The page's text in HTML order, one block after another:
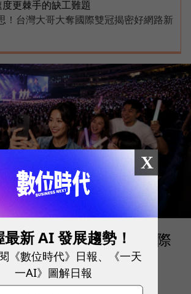
更棘手的缺工難題
！台灣大哥大奪國際雙冠揭密好網路新
思」！Opensignal 國際
麼才是 5G 時代的好網
X
新 AI 發展趨勢！
《數位時代》日報、《一天
一AI》圖解日報